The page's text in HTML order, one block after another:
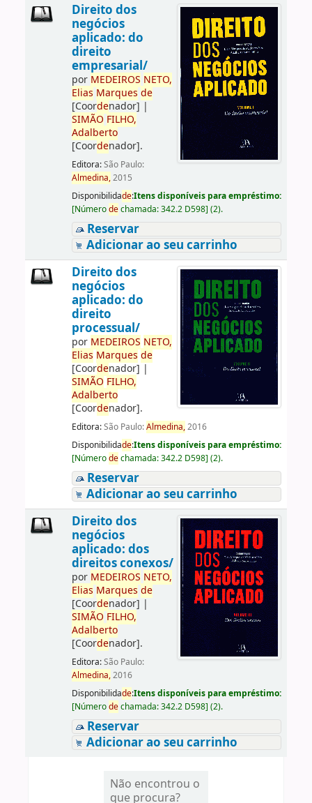
Direito dos
negócios
aplicado: do
direito
empresarial/
por MEDEIROS NETO,
Elias Marques de
[Coordenador] |
SIMÃO FILHO,
Adalberto
[Coordenador].
Editora:São Paulo:
Almedina,2015
Disponibilidade:Itens disponíveis para empréstimo:
[Númerodechamada:342.2 D598] (2).
Reservar
Adicionar ao seu carrinho
Direito dos
negócios
aplicado: do
direito
processual/
por MEDEIROS NETO,
Elias Marques de
[Coordenador] |
SIMÃO FILHO,
Adalberto
[Coordenador].
Editora:São Paulo:Almedina,2016
Disponibilidade:Itens disponíveis para empréstimo:
[Númerodechamada:342.2 D598] (2).
Reservar
Adicionar ao seu carrinho
Direito dos
negócios
aplicado: dos
direitos conexos/
por MEDEIROS NETO,
Elias Marques de
[Coordenador] |
SIMÃO FILHO,
Adalberto
[Coordenador].
Editora:São Paulo:
Almedina,2016
Disponibilidade:Itens disponíveis para empréstimo:
[Númerodechamada:342.2 D598] (2).
Reservar
Adicionar ao seu carrinho
Não encontrou o
que procura?